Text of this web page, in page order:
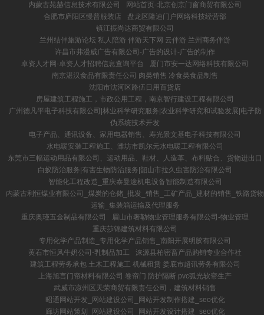
内蒙古苑赫信息技术有限公司
网站首页-北京创京门窗商贸有限公司
合肥市庐阳区慢普服装店
盘龙区隆迪门户网络科技经营部
镇江振尚达商贸有限公司
兰州结伴旅游论坛 私人陪游 伴游天下网 云伴游 兰州商务伴游
许昌市弗漫威广告有限公司-广告的设计-广告的制作
卓资人才网-卓资人才招聘信息查询平台
厦门市安一达网络科技有限公司
南京湛汉食品有限责任公司 肉类销售 冷食类食品制售
沈阳市沈河区路伍日用百货店
房屋建筑工程施工，市政公用工程，南京智行建设工程有限公司
广州德凡平电子科技有限公司|林业科学研究服务|农业科学研究和试验发展|电子防
伪系统技术开发
电子产品、通讯设备、家用电器销售、寿光景文基电子科技有限公司
水电暖安装工程施工、潍坊市凯尔元水电暖工程有限公司
东莞市三幅运动用品有限公司、运动用品、鞋材、人造革、布料贴合、货物进出口
白蚁防治服务|有害生物防治服务|韶山市拉久虫害防治有限公司
智能化工程改造_重庆泰曼途机电设备智能制造有限公司
内蒙古利恒煤业有限公司_煤炭的仓储_批发_销售_工矿产品_建材的销售_铁路货物
运输_集装箱运输及代理服务
重庆奥瑾五金制品有限公司
眉山市奢勒物业管理服务有限公司-物业管理
重庆莎锦建筑材料有限公司
专用化学产品制造_专用化学产品销售_南阳开展明胶有限公司
黄石市恒风牛奶公司-乳制品加工
涞源县柏密畜产品购销专业合作社
建筑工程劳务承包 土木工程施工 机械租赁 娄底市超讯劳务有限公司
上海旭言门帘材料有限公司 卷帘门 防护隔断 pvc弧光软帘生产
武威市凉州区天荣商贸有限责任公司，建筑材料销售
昭通网站开发_网站建设公司_网站开发制作搭建_seo优化
廊坊网站策划_网站建设公司_网站开发设计搭建_seo优化